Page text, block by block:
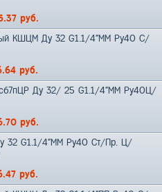
руб.
КШЦМ Ду 32 G1.1/4"ММ Ру40 С/
руб.
Ду 32/ 25 G1.1/4"ММ Ру40Ц/
руб.
32 G1.1/4"ММ Ру40 Ст/Пр. Ц/
руб.